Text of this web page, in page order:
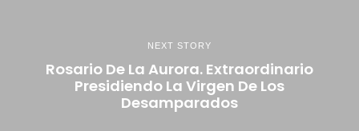
NEXT STORY
Rosario De La Aurora. Extraordinario
Presidiendo La Virgen De Los
Desamparados